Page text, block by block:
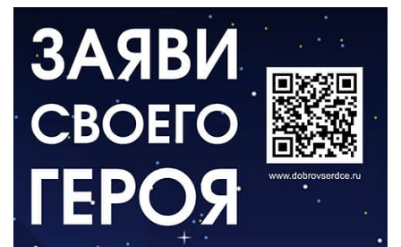
ЗЕМЛЯКИ
«Мы радовались, так как видели
результат своего труда»
О ЧЕМ ПИСАЛА ГАЗЕТА
По страницам архивных газет
03.08.2026